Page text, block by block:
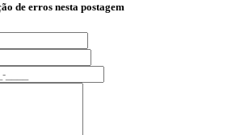
de erros nesta postagem